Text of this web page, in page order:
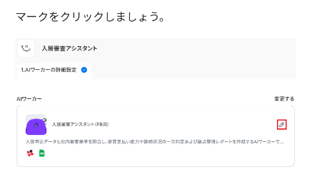
マークをクリックしましょう。